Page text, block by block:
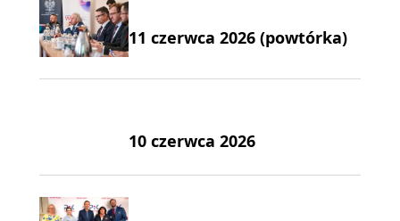
11 czerwca 2026 (powtórka)
10 czerwca 2026